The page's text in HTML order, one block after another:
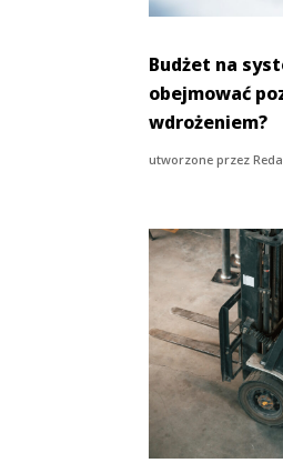
Budżet na
obejmować
wdrożeniem?
utworzone przez